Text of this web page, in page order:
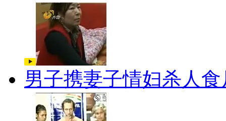
男子携妻子情妇杀人食